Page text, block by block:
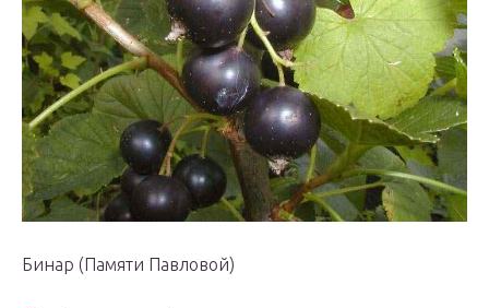
Бинар (Памяти Павловой)